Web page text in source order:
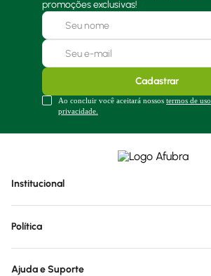
promoções exclusivas!
Cadastrar
Ao concluir você aceitará nossos termos de uso
privacidade.
Institucional
Política
Ajuda e Suporte